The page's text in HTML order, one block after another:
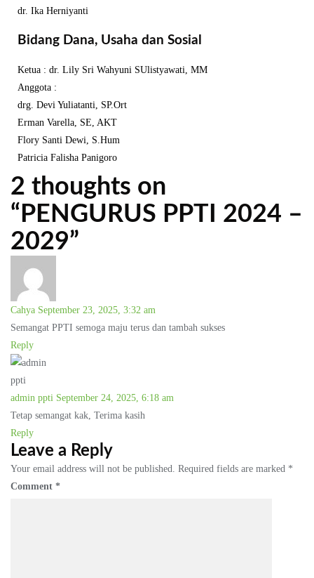
dr. Ika Herniyanti
Bidang Dana, Usaha dan Sosial
Ketua : dr. Lily Sri Wahyuni SUlistyawati, MM
Anggota :
drg. Devi Yuliatanti, SP.Ort
Erman Varella, SE, AKT
Flory Santi Dewi, S.Hum
Patricia Falisha Panigoro
2 thoughts on
“ PENGURUS PPTI 2024 –
2029”
Cahya September 23, 2025, 3:32 am
Semangat PPTI semoga maju terus dan tambah sukses
Reply
admin ppti September 24, 2025, 6:18 am
Tetap semangat kak, Terima kasih
Reply
Leave a Reply
Your email address will not be published. Required fields are marked *
Comment *